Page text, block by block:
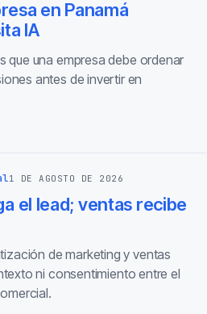
en Panamá
IA
que una empresa debe ordenar
antes de invertir en
1 DE AGOSTO DE 2026
el lead; ventas recibe
de marketing y ventas
ni consentimiento entre el